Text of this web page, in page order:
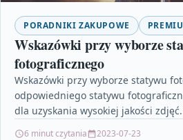
PORADNIKI ZAKUPOWE
Wskazówki przy wyborze
fotograficznego
Wskazówki przy wyborze statywu
odpowiedniego statywu
dla uzyskania wysokiej jakości
6 minut czytania 2023-07-23